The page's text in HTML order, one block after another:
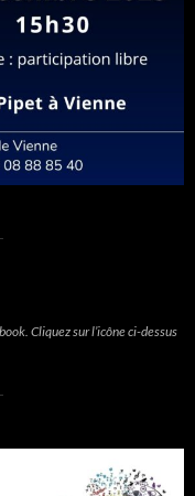
Cliquez sur l’icône ci-dessus